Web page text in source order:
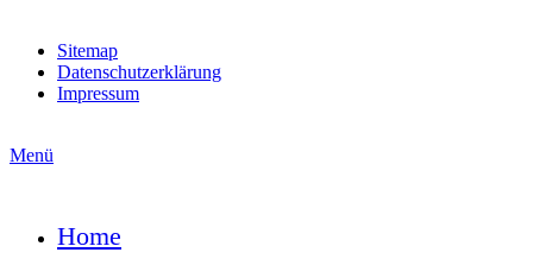
Sitemap
Datenschutzerklärung
Impressum
Menü
Home